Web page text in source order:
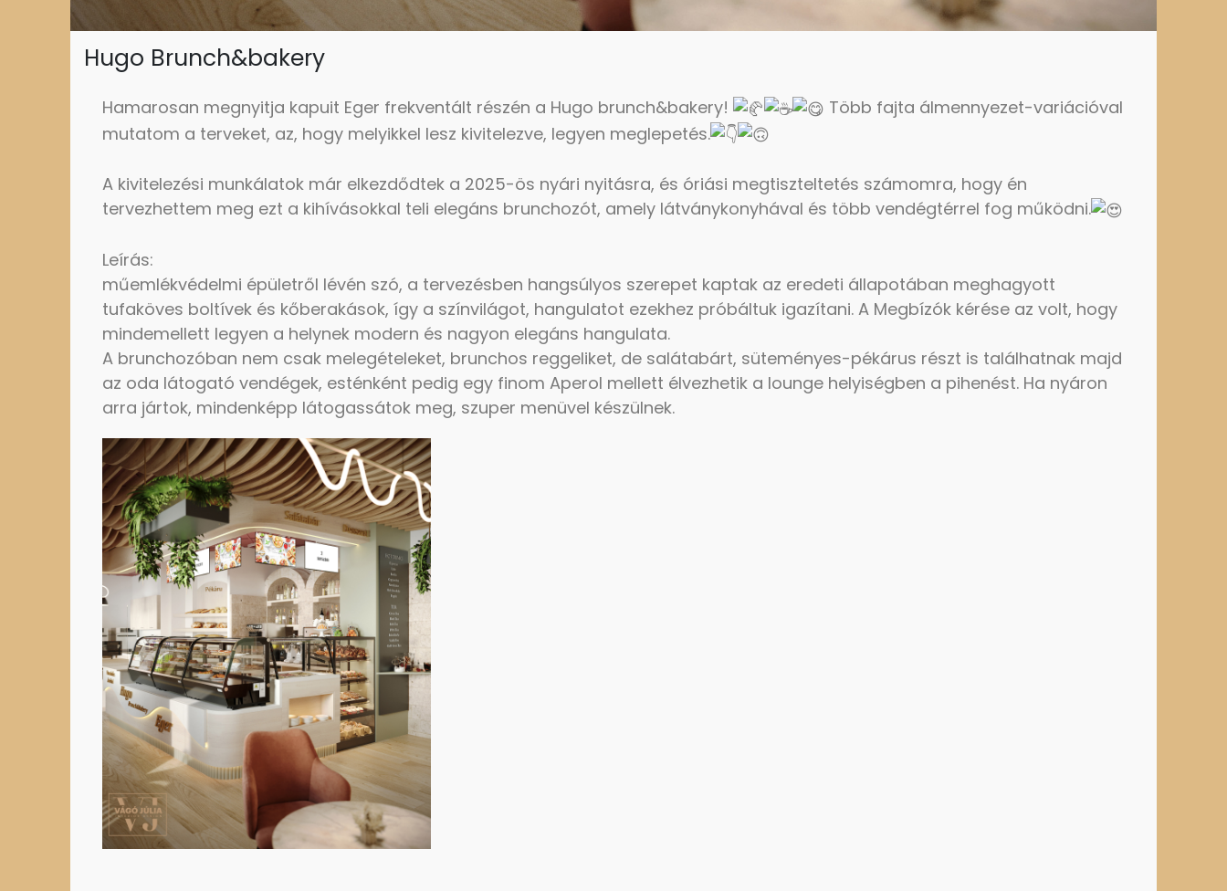
Hugo Brunch&bakery
Hamarosan megnyitja kapuit Eger frekventált részén a Hugo brunch&bakery!
Több fajta álmennyezet-variációval
mutatom a terveket, az, hogy melyikkel lesz kivitelezve, legyen meglepetés.
A kivitelezési munkálatok már elkezdődtek a 2025-ös nyári nyitásra, és óriási megtiszteltetés számomra, hogy én
tervezhettem meg ezt a kihívásokkal teli elegáns brunchozót, amely látványkonyhával és több vendégtérrel fog működni.
Leírás:
műemlékvédelmi épületről lévén szó, a tervezésben hangsúlyos szerepet kaptak az eredeti állapotában meghagyott
tufaköves boltívek és kőberakások, így a színvilágot, hangulatot ezekhez próbáltuk igazítani. A Megbízók kérése az volt, hogy
mindemellett legyen a helynek modern és nagyon elegáns hangulata.
A brunchozóban nem csak melegételeket, brunchos reggeliket, de salátabárt, süteményes-pékárus részt is találhatnak majd
az oda látogató vendégek, esténként pedig egy finom Aperol mellett élvezhetik a lounge helyiségben a pihenést. Ha nyáron
arra jártok, mindenképp látogassátok meg, szuper menüvel készülnek.